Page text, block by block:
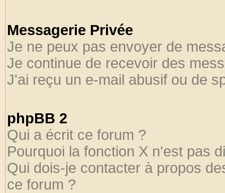
Messagerie Privée
Je ne peux pas envoyer de
Je continue de recevoir des
J'ai reçu un e-mail abusif ou de
phpBB 2
Qui a écrit ce forum ?
Pourquoi la fonction X n'est pas
Qui dois-je contacter à propos
ce forum ?